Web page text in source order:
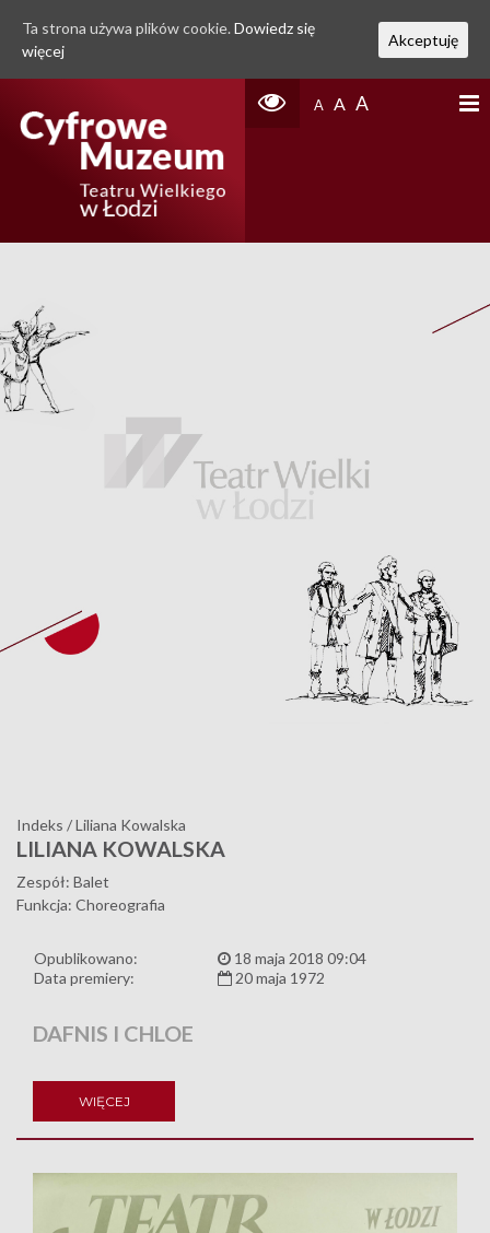
A A A
Indeks /Liliana Kowalska
LILIANA KOWALSKA
Zespół: Balet
Funkcja: Choreografia
Opublikowano:
18 maja 2018 09:04
Data premiery:
20 maja 1972
DAFNIS I CHLOE
WIĘCEJ
Ta strona używa plików cookie. Dowiedz się
więcej
Akceptuję